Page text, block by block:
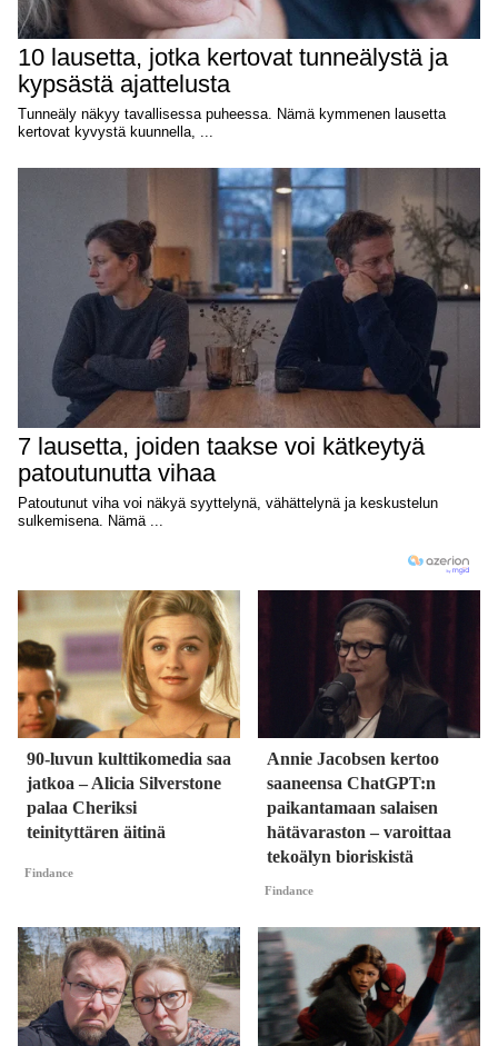
90-luvun kulttikomedia saa
jatkoa – Alicia Silverstone
palaa Cheriksi
teinityttären äitinä
Findance
Annie Jacobsen kertoo
saaneensa ChatGPT:n
paikantamaan salaisen
hätävaraston – varoittaa
tekoälyn bioriskistä
Findance